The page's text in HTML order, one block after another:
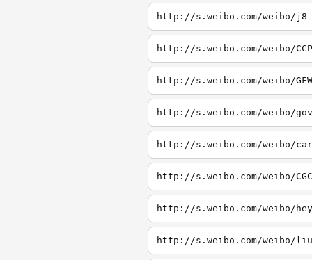
http://s.weibo.com/weibo/j8
http://s.weibo.com/weibo/CCP
http://s.weibo.com/weibo/GFW
http://s.weibo.com/weibo/gov
http://s.weibo.com/weibo/car
http://s.weibo.com/weibo/CGC
http://s.weibo.com/weibo/hey
http://s.weibo.com/weibo/liu